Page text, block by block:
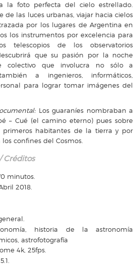
la foto perfecta del cielo estrellado.
de las luces urbanas, viajar hacia cielos
por los lugares de Argentina en
los instrumentos por excelencia para
telescopios de los observatorios
que su pasión por la noche
colectivo que involucra no sólo a
a ingenieros, informáticos,
para lograr tomar imágenes del
Los guaraníes nombraban a
– Cué (el camino eterno) pues sobre
habitantes de la tierra y por
confines del Cosmos.
Créditos
minutos.
2018.
historia de la astronomía
astrofotografía
4k, 25fps.